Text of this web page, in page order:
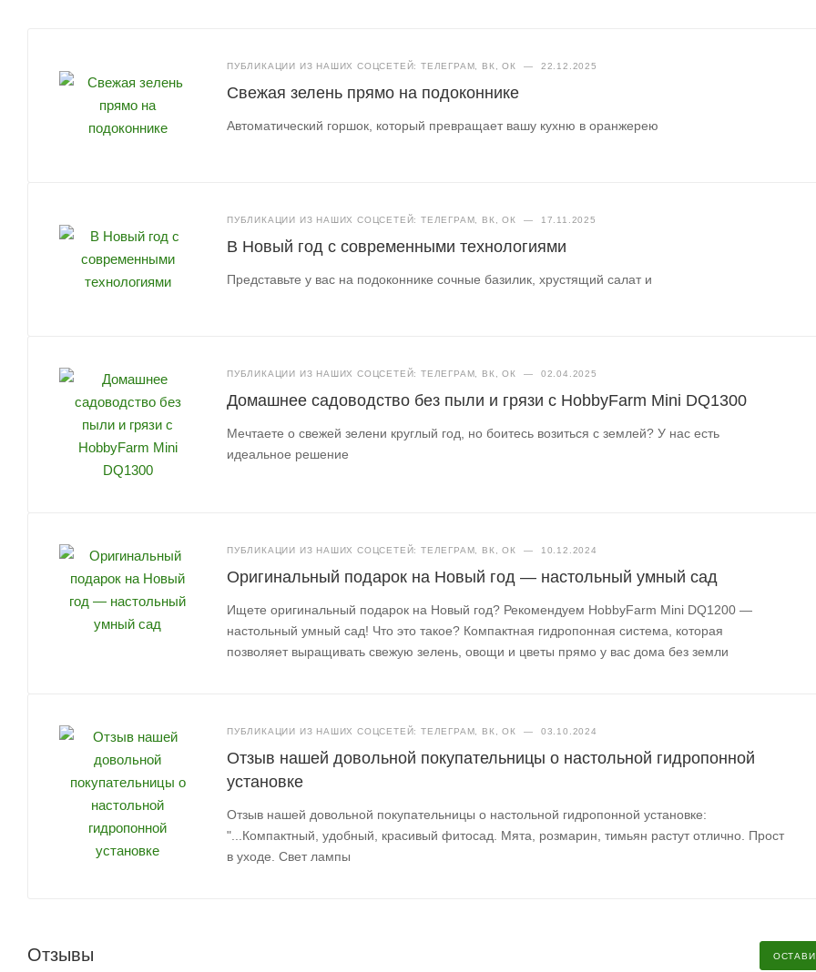
ПУБЛИКАЦИИ ИЗ НАШИХ СОЦСЕТЕЙ: ТЕЛЕГРАМ, ВК, ОК — 22.12.2025
Свежая зелень прямо на подоконнике
Автоматический горшок, который превращает вашу кухню в оранжерею
ПУБЛИКАЦИИ ИЗ НАШИХ СОЦСЕТЕЙ: ТЕЛЕГРАМ, ВК, ОК — 17.11.2025
В Новый год с современными технологиями
Представьте у вас на подоконнике сочные базилик, хрустящий салат и
ПУБЛИКАЦИИ ИЗ НАШИХ СОЦСЕТЕЙ: ТЕЛЕГРАМ, ВК, ОК — 02.04.2025
Домашнее садоводство без пыли и грязи с HobbyFarm Mini DQ1300
Мечтаете о свежей зелени круглый год, но боитесь возиться с землей? У нас есть
идеальное решение
ПУБЛИКАЦИИ ИЗ НАШИХ СОЦСЕТЕЙ: ТЕЛЕГРАМ, ВК, ОК — 10.12.2024
Оригинальный подарок на Новый год — настольный умный сад
Ищете оригинальный подарок на Новый год? Рекомендуем HobbyFarm Mini DQ1200 —
настольный умный сад! Что это такое? Компактная гидропонная система, которая
позволяет выращивать свежую зелень, овощи и цветы прямо у вас дома без земли
ПУБЛИКАЦИИ ИЗ НАШИХ СОЦСЕТЕЙ: ТЕЛЕГРАМ, ВК, ОК — 03.10.2024
Отзыв нашей довольной покупательницы о настольной гидропонной
установке
Отзыв нашей довольной покупательницы о настольной гидропонной установке:
"...Компактный, удобный, красивый фитосад. Мята, розмарин, тимьян растут отлично. Прост
в уходе. Свет лампы
Отзывы